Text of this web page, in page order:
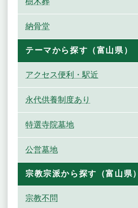
納骨堂
テーマから探す（富山県）
アクセス便利・駅近
永代供養制度あり
特選寺院墓地
公営墓地
宗教宗派から探す（富山県）
宗教不問